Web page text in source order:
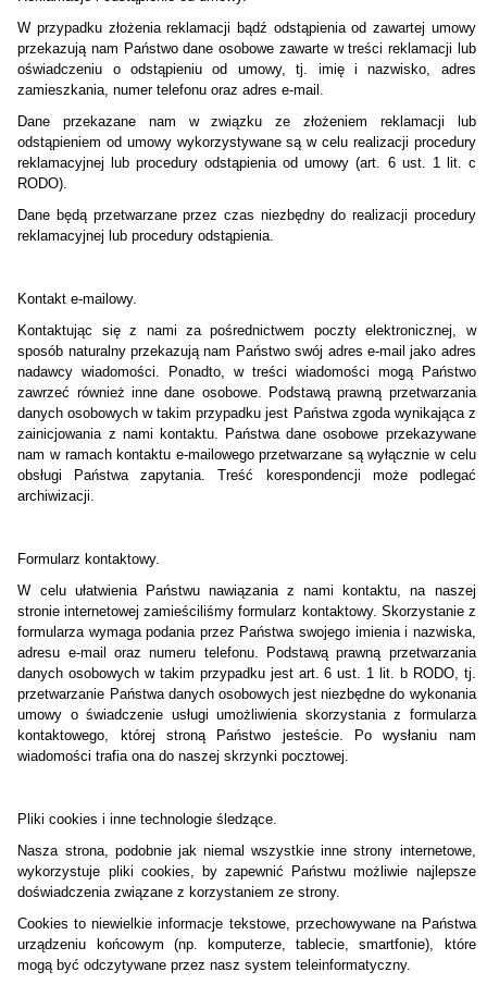
W przypadku złożenia reklamacji bądź odstąpienia od zawartej umowy
przekazują nam Państwo dane osobowe zawarte w treści reklamacji lub
oświadczeniu o odstąpieniu od umowy, tj. imię i nazwisko, adres
zamieszkania, numer telefonu oraz adres e-mail.
Dane przekazane nam w związku ze złożeniem reklamacji lub
odstąpieniem od umowy wykorzystywane są w celu realizacji procedury
reklamacyjnej lub procedury odstąpienia od umowy (art. 6 ust. 1 lit. c
RODO).
Dane będą przetwarzane przez czas niezbędny do realizacji procedury
reklamacyjnej lub procedury odstąpienia.
Kontakt e-mailowy.
Kontaktując się z nami za pośrednictwem poczty elektronicznej, w
sposób naturalny przekazują nam Państwo swój adres e-mail jako adres
nadawcy wiadomości. Ponadto, w treści wiadomości mogą Państwo
zawrzeć również inne dane osobowe. Podstawą prawną przetwarzania
danych osobowych w takim przypadku jest Państwa zgoda wynikająca z
zainicjowania z nami kontaktu. Państwa dane osobowe przekazywane
nam w ramach kontaktu e-mailowego przetwarzane są wyłącznie w celu
obsługi Państwa zapytania. Treść korespondencji może podlegać
archiwizacji.
Formularz kontaktowy.
W celu ułatwienia Państwu nawiązania z nami kontaktu, na naszej
stronie internetowej zamieściliśmy formularz kontaktowy. Skorzystanie z
formularza wymaga podania przez Państwa swojego imienia i nazwiska,
adresu e-mail oraz numeru telefonu. Podstawą prawną przetwarzania
danych osobowych w takim przypadku jest art. 6 ust. 1 lit. b RODO, tj.
przetwarzanie Państwa danych osobowych jest niezbędne do wykonania
umowy o świadczenie usługi umożliwienia skorzystania z formularza
kontaktowego, której stroną Państwo jesteście. Po wysłaniu nam
wiadomości trafia ona do naszej skrzynki pocztowej.
Pliki cookies i inne technologie śledzące.
Nasza strona, podobnie jak niemal wszystkie inne strony internetowe,
wykorzystuje pliki cookies, by zapewnić Państwu możliwie najlepsze
doświadczenia związane z korzystaniem ze strony.
Cookies to niewielkie informacje tekstowe, przechowywane na Państwa
urządzeniu końcowym (np. komputerze, tablecie, smartfonie), które
mogą być odczytywane przez nasz system teleinformatyczny.